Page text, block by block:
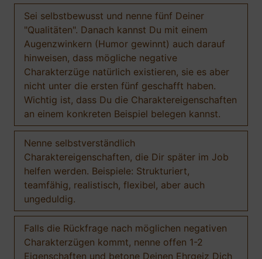
Sei selbstbewusst und nenne fünf Deiner
"Qualitäten". Danach kannst Du mit einem
Augenzwinkern (Humor gewinnt) auch darauf
hinweisen, dass mögliche negative
Charakterzüge natürlich existieren, sie es aber
nicht unter die ersten fünf geschafft haben.
Wichtig ist, dass Du die Charaktereigenschaften
an einem konkreten Beispiel belegen kannst.
Nenne selbstverständlich
Charaktereigenschaften, die Dir später im Job
helfen werden. Beispiele: Strukturiert,
teamfähig, realistisch, flexibel, aber auch
ungeduldig.
Falls die Rückfrage nach möglichen negativen
Charakterzügen kommt, nenne offen 1-2
Eigenschaften und betone Deinen Ehrgeiz Dich